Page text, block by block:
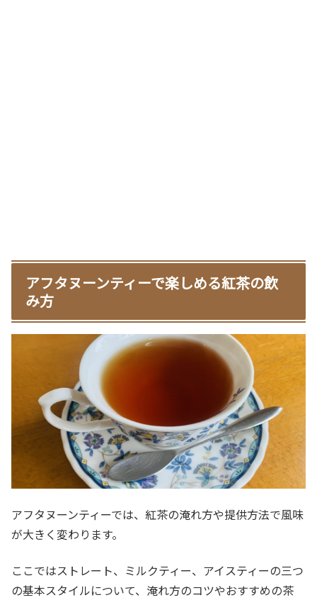
アフタヌーンティーで楽しめる紅茶の飲
み方
アフタヌーンティーでは、紅茶の淹れ方や提供方法で風味
が大きく変わります。
ここではストレート、ミルクティー、アイスティーの三つ
の基本スタイルについて、淹れ方のコツやおすすめの茶